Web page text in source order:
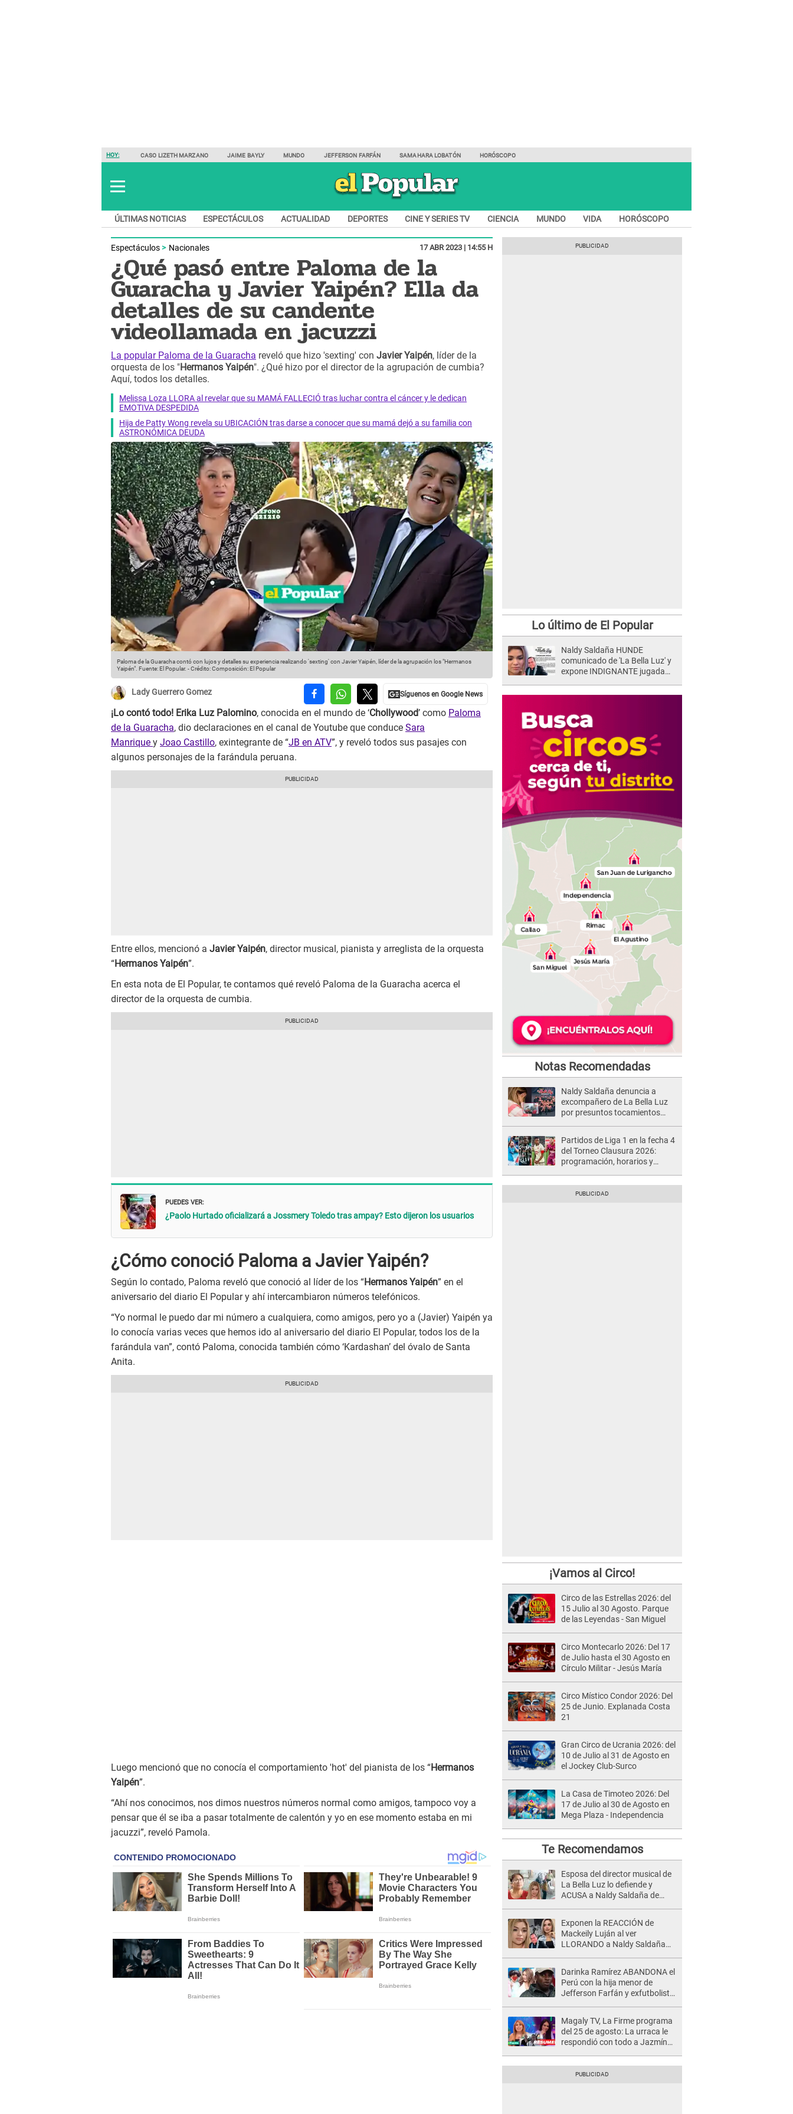
HOY: CASO LIZETH MARZANO JAIME BAYLY MUNDO JEFFERSON FARFÁN SAMAHARA LOBATÓN HORÓSCOPO
ÚLTIMAS NOTICIAS ESPECTÁCULOS ACTUALIDAD DEPORTES CINE Y SERIES TV CIENCIA MUNDO VIDA HORÓSCOPO
Espectáculos Nacionales 17 ABR 2023 | 14:55 H
¿Qué pasó entre Paloma de la
Guaracha y Javier Yaipén? Ella da
detalles de su candente
videollamada en jacuzzi
La popular Paloma de la Guaracha reveló que hizo 'sexting' con Javier Yaipén, líder de la
orquesta de los "Hermanos Yaipén". ¿Qué hizo por el director de la agrupación de cumbia?
Aquí, todos los detalles.
Melissa Loza LLORA al revelar que su MAMÁ FALLECIÓ tras luchar contra el cáncer y le dedican
EMOTIVA DESPEDIDA
Hija de Patty Wong revela su UBICACIÓN tras darse a conocer que su mamá dejó a su familia con
ASTRONÓMICA DEUDA
Paloma de la Guaracha contó con lujos y detalles su experiencia realizando 'sexting' con Javier Yaipén, líder de la agrupación los "Hermanos
Yaipén". Fuente: El Popular. -Crédito: Composición: El Popular
Lady Guerrero Gomez
¡Lo contó todo! Erika Luz Palomino, conocida en el mundo de ‘Chollywood’ como Paloma
de la Guaracha, dio declaraciones en el canal de Youtube que conduce Sara
Manrique y Joao Castillo, exintegrante de “JB en ATV”, y reveló todos sus pasajes con
algunos personajes de la farándula peruana.
Entre ellos, mencionó a Javier Yaipén, director musical, pianista y arreglista de la orquesta
“Hermanos Yaipén”.
En esta nota de El Popular, te contamos qué reveló Paloma de la Guaracha acerca el
director de la orquesta de cumbia.
PUEDES VER:
¿Paolo Hurtado oficializará a Jossmery Toledo tras ampay? Esto dijeron los usuarios
¿Cómo conoció Paloma a Javier Yaipén?
Según lo contado, Paloma reveló que conoció al líder de los “Hermanos Yaipén” en el
aniversario del diario El Popular y ahí intercambiaron números telefónicos.
“Yo normal le puedo dar mi número a cualquiera, como amigos, pero yo a (Javier) Yaipén ya
lo conocía varias veces que hemos ido al aniversario del diario El Popular, todos los de la
farándula van”, contó Paloma, conocida también cómo ‘Kardashan’ del óvalo de Santa
Anita.
Luego mencionó que no conocía el comportamiento 'hot' del pianista de los “Hermanos
Yaipén”.
“Ahí nos conocimos, nos dimos nuestros números normal como amigos, tampoco voy a
pensar que él se iba a pasar totalmente de calentón y yo en ese momento estaba en mi
jacuzzi”, reveló Pamola.
Lo último de El Popular
Naldy Saldaña HUNDE
comunicado de 'La Bella Luz' y
expone INDIGNANTE jugada
Notas Recomendadas
Naldy Saldaña denuncia a
excompañero de La Bella Luz
por presuntos tocamientos
Partidos de Liga 1 en la fecha 4
del Torneo Clausura 2026:
programación, horarios y
¡Vamos al Circo!
Circo de las Estrellas 2026: del
15 Julio al 30 Agosto. Parque
de las Leyendas - San Miguel
Circo Montecarlo 2026: Del 17
de Julio hasta el 30 Agosto en
Círculo Militar - Jesús María
Circo Místico Condor 2026: Del
25 de Junio. Explanada Costa
21
Gran Circo de Ucrania 2026: del
10 de Julio al 31 de Agosto en
el Jockey Club-Surco
La Casa de Timoteo 2026: Del
17 de Julio al 30 de Agosto en
Mega Plaza - Independencia
Te Recomendamos
Esposa del director musical de
La Bella Luz lo defiende y
ACUSA a Naldy Saldaña de
Exponen la REACCIÓN de
Mackeily Luján al ver
LLORANDO a Naldy Saldaña
Darinka Ramírez ABANDONA el
Perú con la hija menor de
Jefferson Farfán y exfutbolista
Magaly TV, La Firme programa
del 25 de agosto: La urraca le
respondió con todo a Jazmín